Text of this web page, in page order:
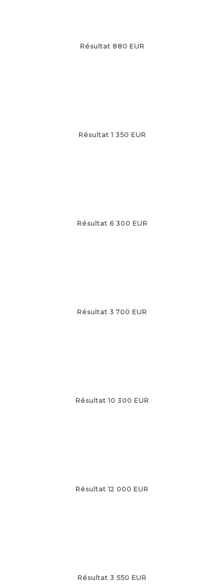
Résultat 880 EUR
Résultat 1 350 EUR
Résultat 6 300 EUR
Résultat 3 700 EUR
Résultat 10 300 EUR
Résultat 12 000 EUR
Résultat 3 550 EUR